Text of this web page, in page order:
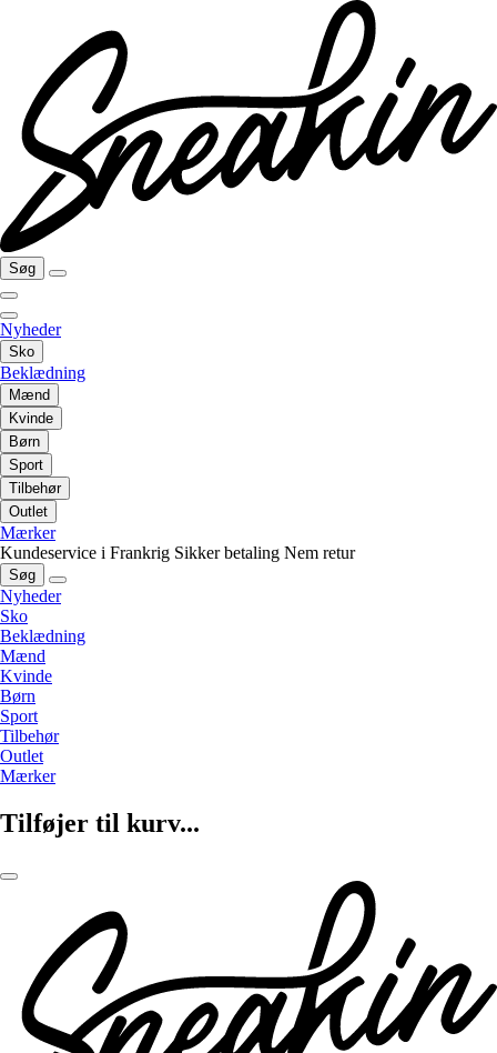
Søg
Nyheder
Sko
Beklædning
Mænd
Kvinde
Børn
Sport
Tilbehør
Outlet
Mærker
Kundeservice i Frankrig Sikker betaling Nem retur
Søg
Nyheder
Sko
Beklædning
Mænd
Kvinde
Børn
Sport
Tilbehør
Outlet
Mærker
Tilføjer til kurv...